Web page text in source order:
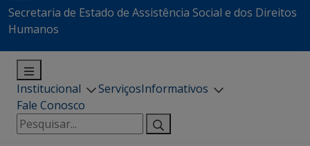
Secretaria de Estado de Assistência Social e dos Direitos
Humanos
Institucional ServiçosInformativos
Fale Conosco
Pesquisar
por: